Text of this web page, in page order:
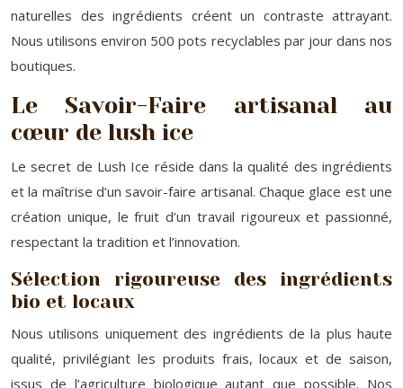
naturelles des ingrédients créent un contraste attrayant.
Nous utilisons environ 500 pots recyclables par jour dans nos
boutiques.
Le Savoir-Faire artisanal au
cœur de lush ice
Le secret de Lush Ice réside dans la qualité des ingrédients
et la maîtrise d’un savoir-faire artisanal. Chaque glace est une
création unique, le fruit d’un travail rigoureux et passionné,
respectant la tradition et l’innovation.
Sélection rigoureuse des ingrédients
bio et locaux
Nous utilisons uniquement des ingrédients de la plus haute
qualité, privilégiant les produits frais, locaux et de saison,
issus de l’agriculture biologique autant que possible. Nos